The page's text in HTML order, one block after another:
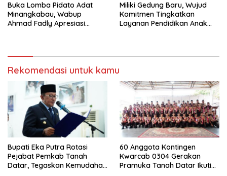
Buka Lomba Pidato Adat
Minangkabau, Wabup
Ahmad Fadly Apresiasi
Miliki Gedung Baru, Wujud
Komitmen Tingkatkan
Layanan Pendidikan Anak
Rekomendasi untuk kamu
Bupati Eka Putra Rotasi
Pejabat Pemkab Tanah
Datar, Tegaskan Kemudahan
60 Anggota Kontingen
Kwarcab 0304 Gerakan
Pramuka Tanah Datar Ikuti